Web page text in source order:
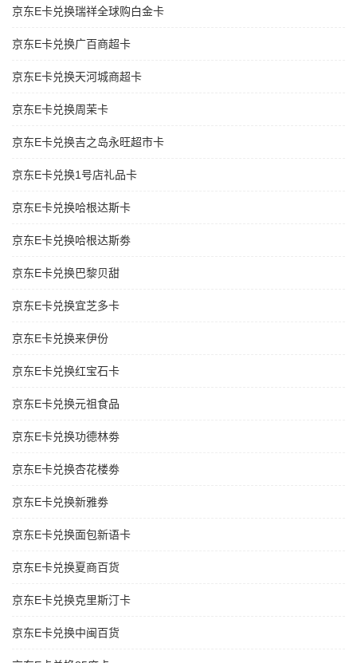
京东E卡兑换瑞祥全球购白金卡
京东E卡兑换广百商超卡
京东E卡兑换天河城商超卡
京东E卡兑换周茉卡
京东E卡兑换吉之岛永旺超市卡
京东E卡兑换1号店礼品卡
京东E卡兑换哈根达斯卡
京东E卡兑换哈根达斯劵
京东E卡兑换巴黎贝甜
京东E卡兑换宜芝多卡
京东E卡兑换来伊份
京东E卡兑换红宝石卡
京东E卡兑换元祖食品
京东E卡兑换功德林劵
京东E卡兑换杏花楼劵
京东E卡兑换新雅劵
京东E卡兑换面包新语卡
京东E卡兑换夏商百货
京东E卡兑换克里斯汀卡
京东E卡兑换中闽百货